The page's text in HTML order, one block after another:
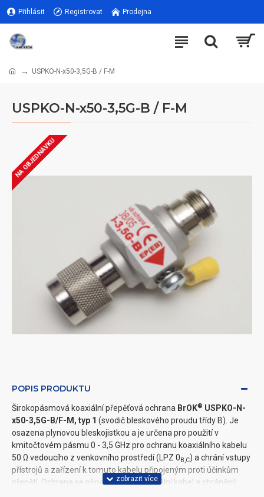
Přihlásit Registrovat Prodejna
USPKO-N-x50-3,5G-B / F-M
USPKO-N-x50-3,5G-B / F-M
NA OBJEDNÁVKU
POPIS PRODUKTU
Širokopásmová koaxiální přepěťová ochrana BrOK® USPKO-N-
x50-3,5G-B/F-M, typ 1 (svodič bleskového proudu třídy B). Je
osazena plynovou bleskojistkou a je určena pro použití v
kmitočtovém pásmu 0 - 3,5 GHz pro ochranu koaxiálního kabelu
50 Ω vedoucího z venkovního prostředí (LPZ 0B,C) a chrání vstupy
přístrojů a zařízení k tomuto kabelu připojeným proti účinkům
přepětí. Ochrana se připojuje mezi koaxiální kabel a chráněný